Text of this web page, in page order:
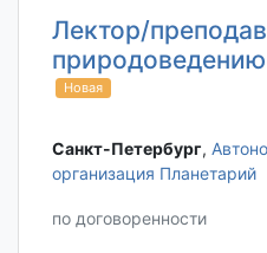
Лектор/
Новая
Санкт-Петербург‎,
организация Планетарий
по договоренности